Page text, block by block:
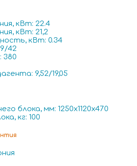
кВт: 22.4
кВт: 21,2
кВт: 0.34
42
380
9,52/19,05
блока, мм: 1250x1120x470
кг: 100